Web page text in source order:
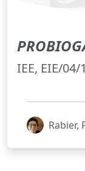
IEE, EIE/
Rabier,